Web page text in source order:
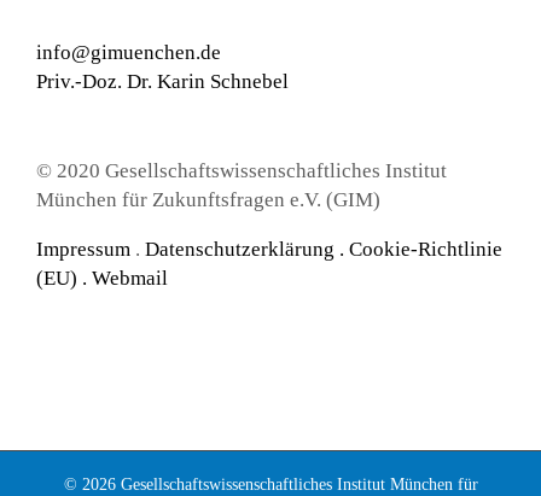
info@gimuenchen.de
Priv.-Doz. Dr. Karin Schnebel
© 2020 Gesellschaftswissenschaftliches Institut
München für Zukunftsfragen e.V. (GIM)
Impressum . Datenschutzerklärung . Cookie-Richtlinie
(EU) . Webmail
© 2026 Gesellschaftswissenschaftliches Institut München für